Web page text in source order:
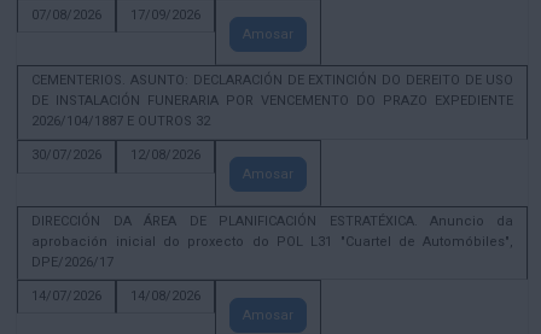
07/08/2026
17/09/2026
Amosar
CEMENTERIOS. ASUNTO: DECLARACIÓN DE EXTINCIÓN DO DEREITO DE USO
DE INSTALACIÓN FUNERARIA POR VENCEMENTO DO PRAZO EXPEDIENTE
2026/104/1887 E OUTROS 32
30/07/2026
12/08/2026
Amosar
DIRECCIÓN DA ÁREA DE PLANIFICACIÓN ESTRATÉXICA. Anuncio da
aprobación inicial do proxecto do POL L31 "Cuartel de Automóbiles",
DPE/2026/17
14/07/2026
14/08/2026
Amosar